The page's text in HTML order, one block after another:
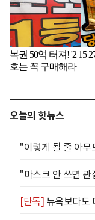
오늘의 핫뉴스
"이렇게 될 줄 아무
"마스크 안 쓰면 관
[단독] 뉴욕보다도